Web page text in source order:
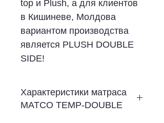
top и Plush, а для клиентов
в Кишиневе, Молдова
вариантом производства
является PLUSH DOUBLE
SIDE!
Характеристики матраса
MATCO TEMP-DOUBLE